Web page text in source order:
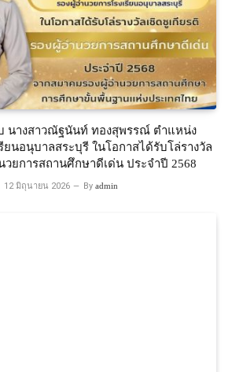
นางสาวณัฐนันท์ ทองสุพรรณ์ ตำแหน่ง
ยนอนุบาลสระบุรี ในโอกาสได้รับโล่รางวัล
วยการสถานศึกษาดีเด่น ประจำปี 2568
12 มิถุนายน 2026 By admin